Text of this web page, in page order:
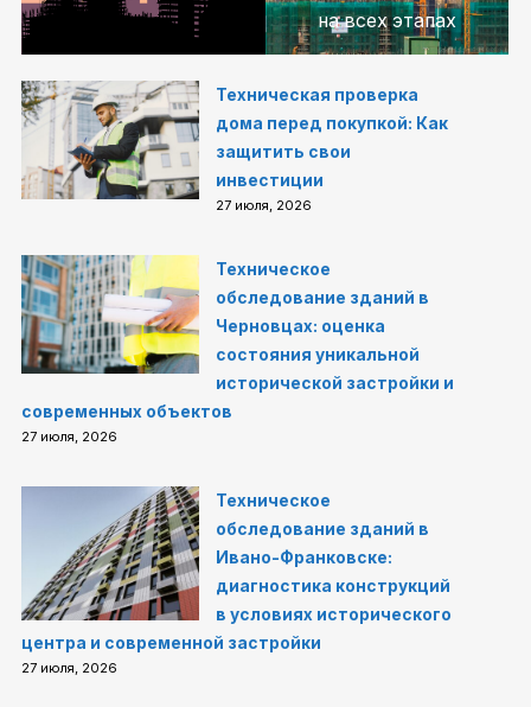
на всех этапах
Техническая проверка
дома перед покупкой: Как
защитить свои
инвестиции
27 июля, 2026
Техническое
обследование зданий в
Черновцах: оценка
состояния уникальной
исторической застройки и
современных объектов
27 июля, 2026
Техническое
обследование зданий в
Ивано-Франковске:
диагностика конструкций
в условиях исторического
центра и современной застройки
27 июля, 2026